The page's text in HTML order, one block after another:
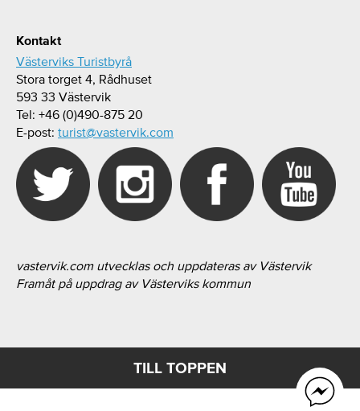
Kontakt
Västerviks Turistbyrå
Stora torget 4, Rådhuset
593 33 Västervik
Tel: +46 (0)490-875 20
E-post: turist@vastervik.com
vastervik.com utvecklas och uppdateras av Västervik
Framåt på uppdrag av Västerviks kommun
TILL TOPPEN